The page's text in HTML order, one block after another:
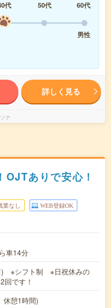
代 50代
60代
男性
詳しく見る
ナ
ありで安心！
業なし WEB登録OK
車14分
) ※シフト制 ※日祝休みの
回です！
憩1時間)